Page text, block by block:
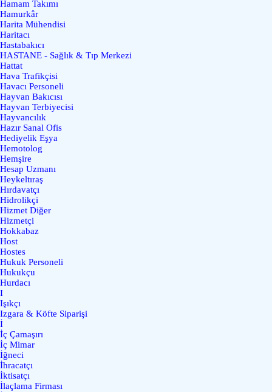
Hamam Takımı
Hamurkâr
Harita Mühendisi
Haritacı
Hastabakıcı
HASTANE - Sağlık & Tıp Merkezi
Hattat
Hava Trafikçisi
Havacı Personeli
Hayvan Bakıcısı
Hayvan Terbiyecisi
Hayvancılık
Hazır Sanal Ofis
Hediyelik Eşya
Hemotolog
Hemşire
Hesap Uzmanı
Heykeltıraş
Hırdavatçı
Hidrolikçi
Hizmet Diğer
Hizmetçi
Hokkabaz
Host
Hostes
Hukuk Personeli
Hukukçu
Hurdacı
I
Işıkçı
Izgara & Köfte Siparişi
İ
İç Çamaşırı
İç Mimar
İğneci
İhracatçı
İktisatçı
İlaçlama Firması